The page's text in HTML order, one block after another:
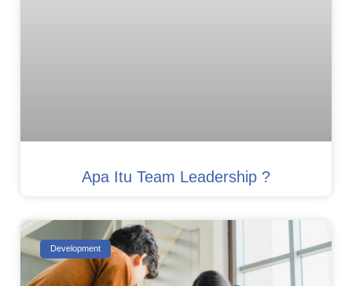
Apa Itu Team Leadership ?
Development